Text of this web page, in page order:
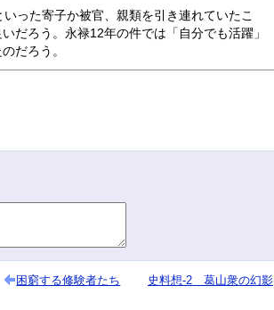
った寄子か被官、親類を引き連れていたこ
だろう。永禄12年の件では「自分でも活躍」
だろう。
困窮する修験者たち 史料想-2 葛山衆の幻影